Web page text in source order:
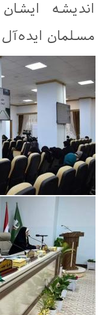
اندیشه
مسلمان